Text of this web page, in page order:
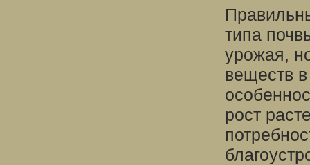
типа
урожая,
веществ
рост